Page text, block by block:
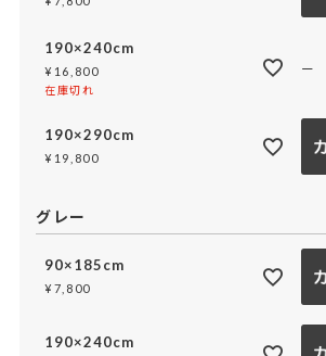
190×240cm
¥ 16,800
在庫切れ
—
190×290cm
¥ 19,800
グレー
90×185cm
¥ 7,800
190×240cm